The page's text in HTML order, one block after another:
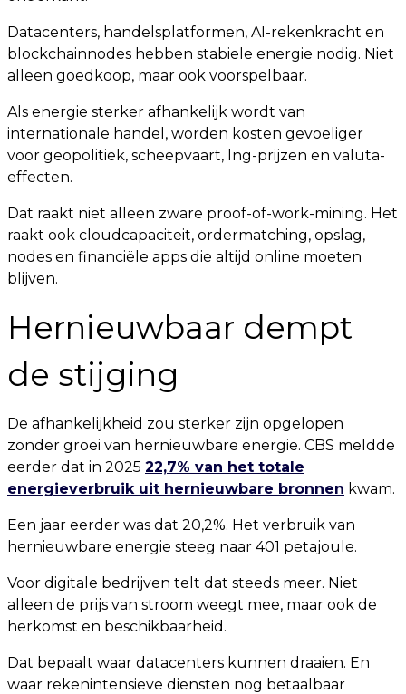
Datacenters, handelsplatformen, AI-rekenkracht en
blockchainnodes hebben stabiele energie nodig. Niet
alleen goedkoop, maar ook voorspelbaar.
Als energie sterker afhankelijk wordt van
internationale handel, worden kosten gevoeliger
voor geopolitiek, scheepvaart, lng-prijzen en valuta-
effecten.
Dat raakt niet alleen zware proof-of-work-mining. Het
raakt ook cloudcapaciteit, ordermatching, opslag,
nodes en financiële apps die altijd online moeten
blijven.
Hernieuwbaar dempt
de stijging
De afhankelijkheid zou sterker zijn opgelopen
zonder groei van hernieuwbare energie. CBS meldde
eerder dat in 2025 22,7% van het totale
energieverbruik uit hernieuwbare bronnen kwam.
Een jaar eerder was dat 20,2%. Het verbruik van
hernieuwbare energie steeg naar 401 petajoule.
Voor digitale bedrijven telt dat steeds meer. Niet
alleen de prijs van stroom weegt mee, maar ook de
herkomst en beschikbaarheid.
Dat bepaalt waar datacenters kunnen draaien. En
waar rekenintensieve diensten nog betaalbaar